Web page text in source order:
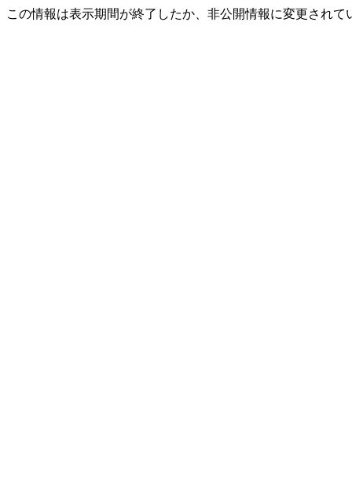
この情報は表示期間が終了したか、非公開情報に変更されて